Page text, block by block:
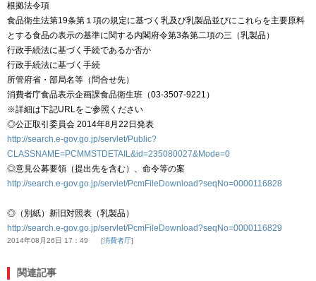
根拠法令項
食品衛生法第19条第１項の規定に基づく乳及び乳製品並びにこれらを主要原料
とする食品の表示の基準に関する内閣府令第3条第二項の三（乳製品）
行政手続法に基づく手続であるか否か
行政手続法に基づく手続
所管府省・部局名等（問合せ先）
消費者庁食品表示企画課食品衛生班（03-3507-9221）
※詳細は下記URLをご参照ください
◎公正取引委員会 2014年8月22日発表
http://search.e-gov.go.jp/servlet/Public?
CLASSNAME=PCMMSTDETAIL&id=235080027&Mode=0
◎意見公募要領（提出先を含む）、命令等の案
http://search.e-gov.go.jp/servlet/PcmFileDownload?seqNo=0000116828
◎（別紙）新旧対照表（乳製品）
http://search.e-gov.go.jp/servlet/PcmFileDownload?seqNo=0000116829
2014年08月26日 17：49 消費者庁
関連記事